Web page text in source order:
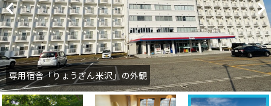
専用宿舎「りょうぎん米沢」の外観